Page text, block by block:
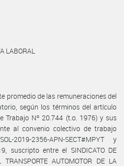
LABORAL
promedio de las remuneraciones del
según los términos del artículo
Trabajo Nº 20.744 (t.o. 1976) y sus
al convenio colectivo de trabajo
2019-2356-APN-SECT#MPYT y
suscripto entre el SINDICATO DE
AUTOMOTOR DE LA